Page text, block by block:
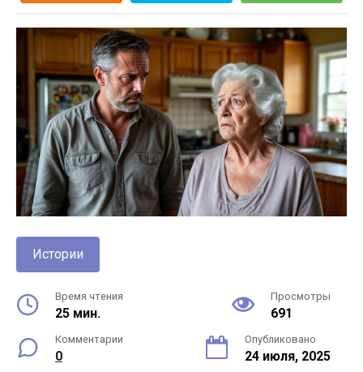
Истории
Время чтения
25 мин.
Просмотры
691
Комментарии
0
Опубликовано
24 июля, 2025